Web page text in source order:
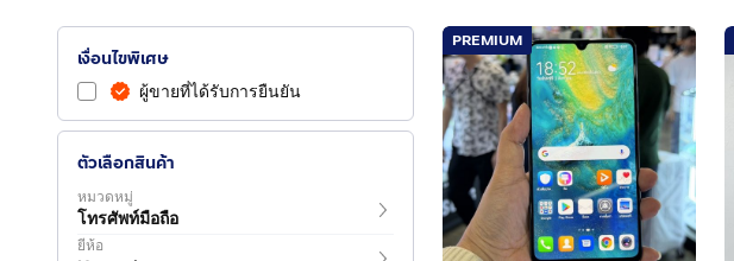
เงื่อนไขพิเศษ
ผู้ขายที่ได้รับการยืนยัน
ตัวเลือกสินค้า
หมวดหมู่
โทรศัพท์มือถือ
ยี่ห้อ
PREMIUM